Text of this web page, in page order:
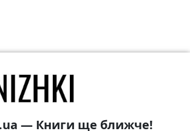
— Книги ще ближче!